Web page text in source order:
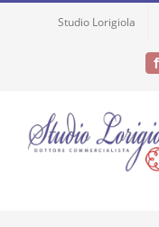
Studio Lorigiola